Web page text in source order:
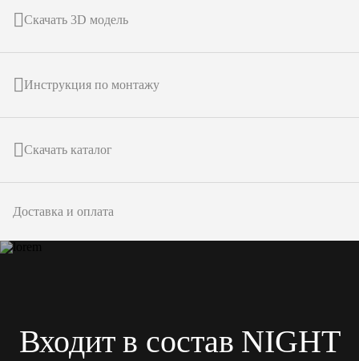
Скачать 3D модель
Инструкция по монтажу
Скачать каталог
Доставка и оплата
Входит в состав NIGHT